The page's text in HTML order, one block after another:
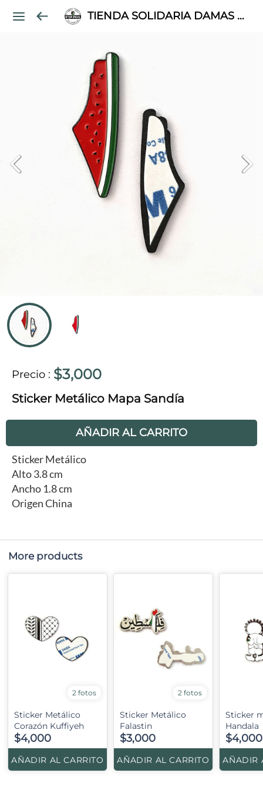
TIENDA SOLIDARIA DAMAS PALESTINAS
Precio : $3,000
Sticker Metálico Mapa Sandía
AÑADIR AL CARRITO
Sticker Metálico
Alto 3.8 cm
Ancho 1.8 cm
Origen China
More products
2 fotos
Sticker Metálico
Corazón Kuffiyeh
$4,000
AÑADIR AL CARRITO
2 fotos
Sticker Metálico
Falastin
$3,000
AÑADIR AL CARRITO
Sticker
Handala
$4,000
AÑADIR